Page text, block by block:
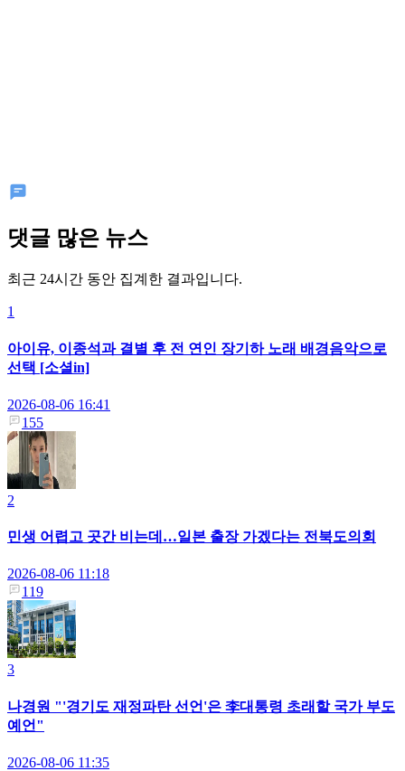
댓글 많은 뉴스
최근 24시간 동안 집계한 결과입니다.
1
아이유, 이종석과 결별 후 전 연인 장기하 노래 배경음악으로
선택 [소셜in]
2026-08-06 16:41
155
2
민생 어렵고 곳간 비는데…일본 출장 가겠다는 전북도의회
2026-08-06 11:18
119
3
나경원 "'경기도 재정파탄 선언'은 李대통령 초래할 국가 부도
예언"
2026-08-06 11:35